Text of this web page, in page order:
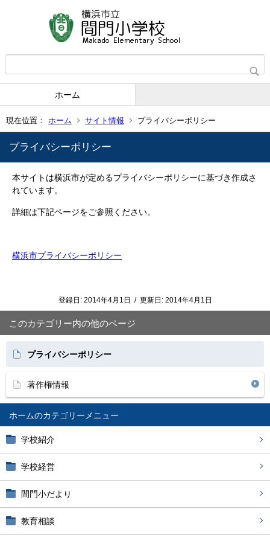
ホーム
現在位置： ホーム サイト情報 プライバシーポリシー
ホーム
学校紹介
学校経営
間門小だより
教育相談
プライバシーポリシー
本サイトは横浜市が定めるプライバシーポリシーに基づき作成さ
れています。
詳細は下記ページをご参照ください。
横浜市プライバシーポリシー
登録日: 2014年4月1日 / 更新日: 2014年4月1日
このカテゴリー内の他のページ
プライバシーポリシー
著作権情報